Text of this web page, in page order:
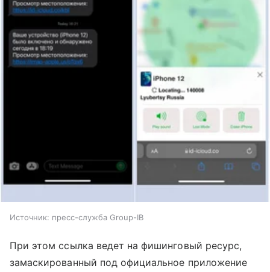
Источник: пресс-служба Group-IB
При этом ссылка ведет на фишинговый ресурс,
замаскированный под официальное приложение